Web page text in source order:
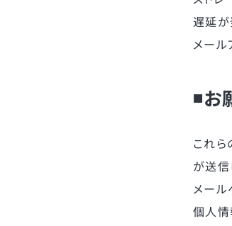
遅延が
メール
◾️お
これら
が送信
メール
個人情